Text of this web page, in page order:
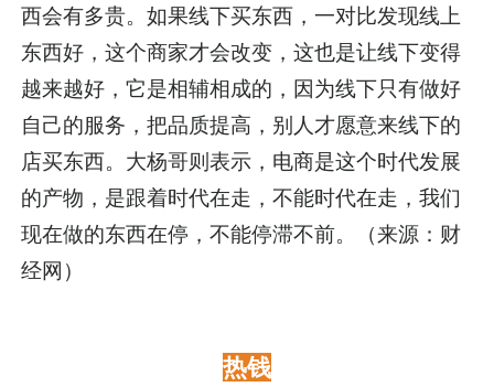
西会有多贵。如果线下买东西，一对比发现线上
东西好，这个商家才会改变，这也是让线下变得
越来越好，它是相辅相成的，因为线下只有做好
自己的服务，把品质提高，别人才愿意来线下的
店买东西。大杨哥则表示，电商是这个时代发展
的产物，是跟着时代在走，不能时代在走，我们
现在做的东西在停，不能停滞不前。（来源：财
经网）
热钱